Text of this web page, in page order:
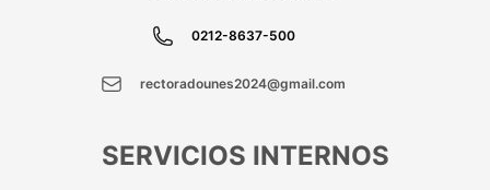
0212-8637-500
rectoradounes2024@gmail.com
SERVICIOS INTERNOS